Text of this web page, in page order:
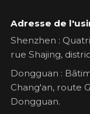
Adresse de
Shenzhen :
rue Shajing,
Dongguan :
Chang'an, route
Dongguan.